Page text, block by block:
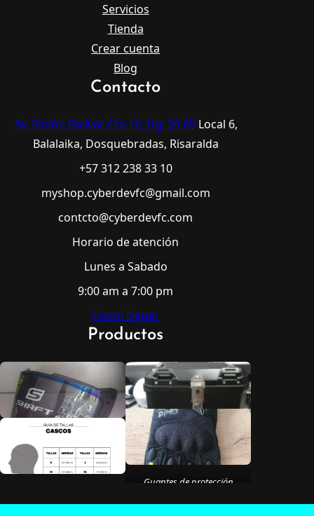
Servicios
Tienda
Crear cuenta
Blog
Contacto
Av. Simón Bolívar Cra 16, Dg. 26 65Local 6,
Balalaika, Dosquebradas, Risaralda
+57 312 238 33 10
myshop.cyberdevfc@gmail.com
contcto@cyberdevfc.com
Horario de atención
Lunes a Sabado
9:00 am a 7:00 pm
Como Llegar
Productos
Guantes de protección